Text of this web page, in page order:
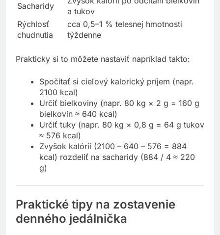
Sacharidy
a tukov
Rýchlosť
chudnutia
cca 0,5–1 % telesnej hmotnosti
týždenne
Prakticky si to môžete nastaviť napríklad takto:
Spočítať si cieľový kalorický príjem (napr.
2100 kcal)
Určiť bielkoviny (napr. 80 kg × 2 g = 160 g
bielkovín ≈ 640 kcal)
Určiť tuky (napr. 80 kg × 0,8 g = 64 g tukov
≈ 576 kcal)
Zvyšok kalórií (2100 – 640 – 576 = 884
kcal) rozdeliť na sacharidy (884 / 4 ≈ 220
g)
Praktické tipy na zostavenie
denného jedálnička